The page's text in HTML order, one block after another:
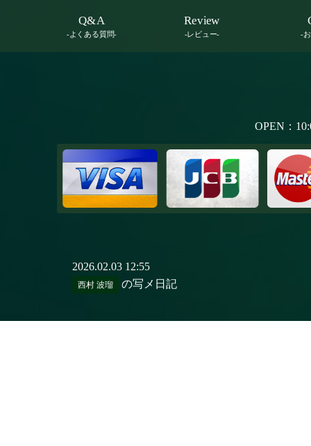
Q&A
-よくある質問-
Review
-レビュー- -
OPEN：
2026.02.03 12:55
西村 波瑠 の写メ日記